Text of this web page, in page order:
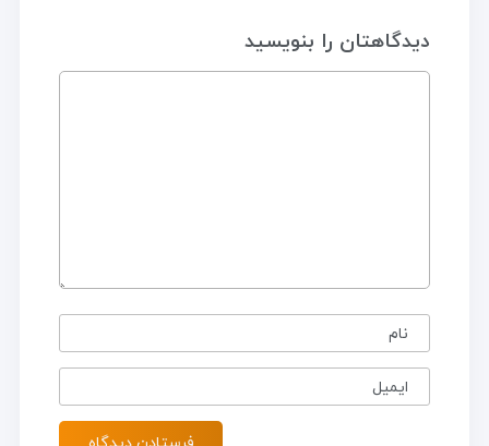
دیدگاهتان را بنویسید
نام
ایمیل